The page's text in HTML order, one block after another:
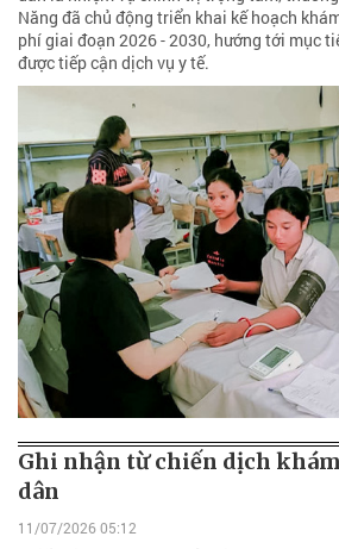
Năng đã chủ động triển khai kế hoạch
phí giai đoạn 2026 - 2030, hướng tới mục
được tiếp cận dịch vụ y tế.
Ghi nhận từ chiến dịch
dân
11/07/2026 05:12